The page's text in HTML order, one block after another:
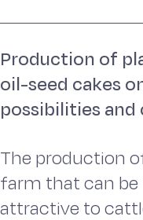
Production of
oil-seed cakes
possibilities and
The production
farm that can be
attractive to